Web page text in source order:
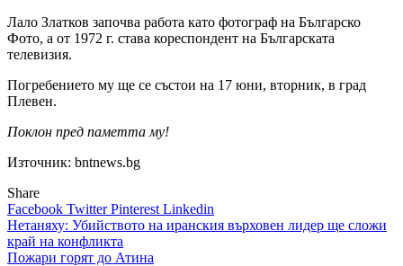
Лало Златков започва работа като фотограф на Българско
Фото, а от 1972 г. става кореспондент на Българската
телевизия.
Погребението му ще се състои на 17 юни, вторник, в град
Плевен.
Поклон пред паметта му!
Източник: bntnews.bg
Share
Facebook TwitterPinterest Linkedin
Навигация
Нетаняху: Убийството на иранския върховен лидер ще сложи
край на конфликта
Пожари горят до Атина